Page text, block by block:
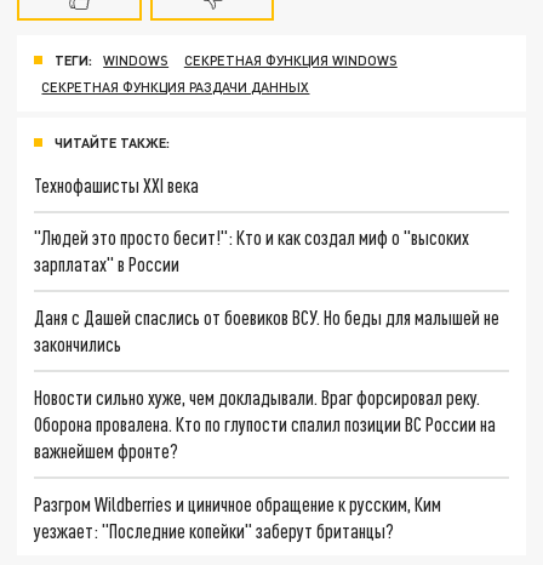
ТЕГИ: WINDOWS
СЕКРЕТНАЯ ФУНКЦИЯ WINDOWS
СЕКРЕТНАЯ ФУНКЦИЯ РАЗДАЧИ ДАННЫХ
ЧИТАЙТЕ ТАКЖЕ:
Технофашисты XXI века
"Людей это просто бесит!": Кто и как создал миф о "высоких
зарплатах" в России
Даня с Дашей спаслись от боевиков ВСУ. Но беды для малышей не
закончились
Новости сильно хуже, чем докладывали. Враг форсировал реку.
Оборона провалена. Кто по глупости спалил позиции ВС России на
важнейшем фронте?
Разгром Wildberries и циничное обращение к русским, Ким
уезжает: "Последние копейки" заберут британцы?